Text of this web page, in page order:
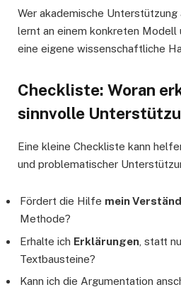
Wer akademische Unterstützung
lernt an einem konkreten Modell
eine eigene wissenschaftliche
Checkliste: Woran
sinnvolle
Eine kleine Checkliste kann
und problematischer
Fördert die Hilfe mein
Methode?
Erhalte ich Erklärungen , statt
Textbausteine?
Kann ich die Argumentation